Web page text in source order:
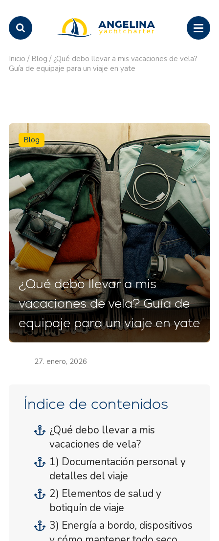
Inicio / Blog / ¿Qué debo llevar a mis vacaciones de vela?
Guía de equipaje para un viaje en yate
Blog
¿Qué debo llevar a mis
vacaciones de vela? Guía de
equipaje para un viaje en yate
27. enero, 2026
Índice de contenidos
¿Qué debo llevar a mis
vacaciones de vela?
1) Documentación personal y
detalles del viaje
2) Elementos de salud y
botiquín de viaje
3) Energía a bordo, dispositivos